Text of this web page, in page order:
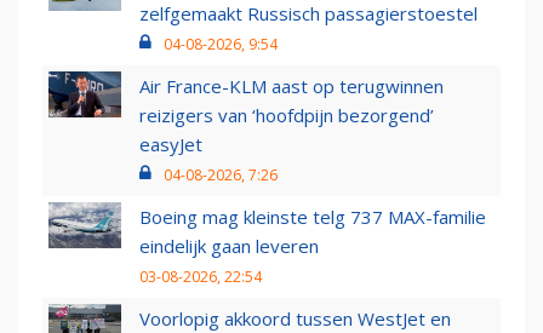
zelfgemaakt Russisch passagierstoestel
04-08-2026, 9:54
Air France-KLM aast op terugwinnen
reizigers van ‘hoofdpijn bezorgend’
easyJet
04-08-2026, 7:26
Boeing mag kleinste telg 737 MAX-familie
eindelijk gaan leveren
03-08-2026, 22:54
Voorlopig akkoord tussen WestJet en